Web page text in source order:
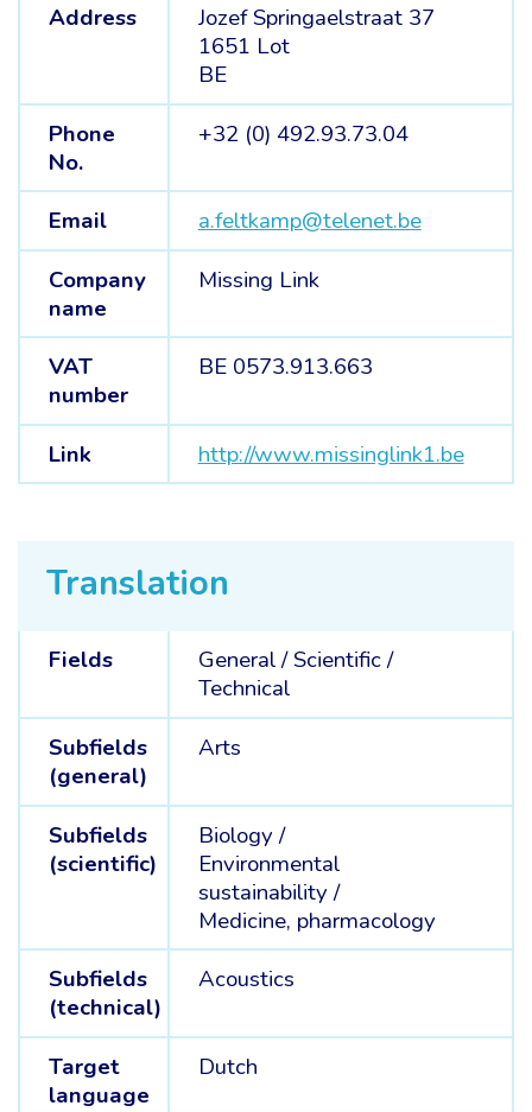
Address
Jozef Springaelstraat 37
1651 Lot
BE
Phone
No.
+32 (0) 492.93.73.04
Email
a.feltkamp@telenet.be
Company
name
Missing Link
VAT
number
BE 0573.913.663
Link http://www.missinglink1.be
Translation
Fields General /Scientific /
Technical
Subfields
(general)
Arts
Subfields
(scientific)
Biology /
Environmental
sustainability /
Medicine, pharmacology
Subfields
(technical)
Acoustics
Target
language
Dutch